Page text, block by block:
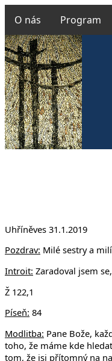
O nás Program
Uhříněves 31.1.2019
Pozdrav: Milé sestry a
Introit: Zaradoval jsem
Ž 122,1
Píseň: 84
Modlitba: Pane Bože,
toho, že máme kde
tom, že jsi přítomný na